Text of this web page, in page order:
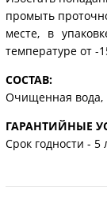
промыть
месте, в
температуре от -
СОСТАВ:
Очищенная вода,
ГАРАНТИЙНЫЕ
Срок годности - 5